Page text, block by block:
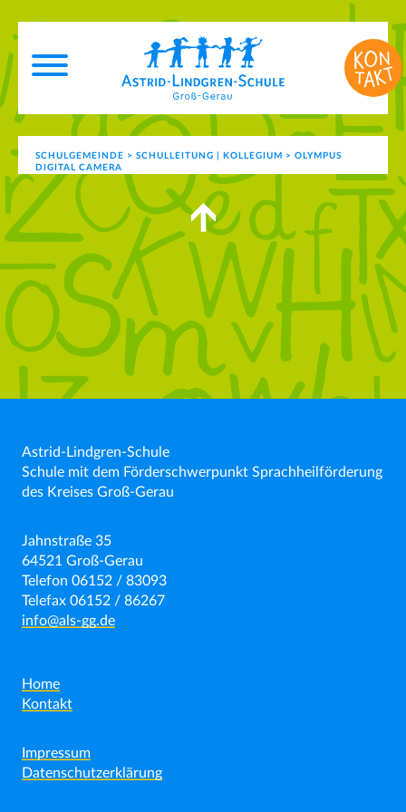
SCHULGEMEINDE >SCHULLEITUNG | KOLLEGIUM >OLYMPUS
DIGITAL CAMERA
Astrid-Lindgren-Schule
Schule mit dem Förderschwerpunkt Sprachheilförderung
des Kreises Groß-Gerau
Jahnstraße 35
64521 Groß-Gerau
Telefon 06152 / 83093
Telefax 06152 / 86267
info@als-gg.de
Home
Kontakt
Impressum
Datenschutzerklärung